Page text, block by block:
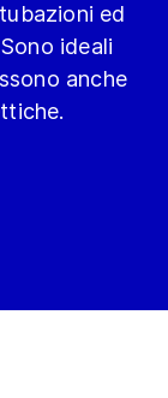
ed
ideali
anche